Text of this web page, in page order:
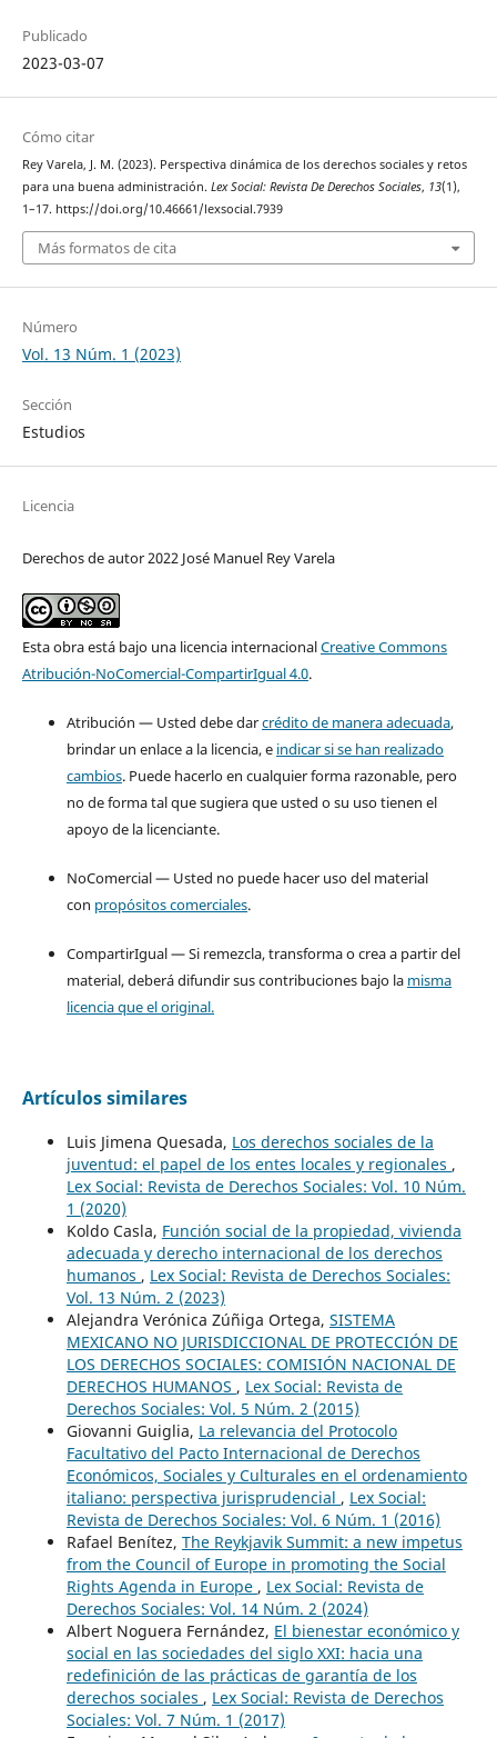
Publicado
2023-03-07
Cómo citar
Rey Varela, J. M. (2023). Perspectiva dinámica de los derechos sociales y retos
para una buena administración. Lex Social: Revista De Derechos Sociales, 13(1),
1–17. https://doi.org/10.46661/lexsocial.7939
Más formatos de cita
Número
Vol. 13 Núm. 1 (2023)
Sección
Estudios
Licencia
Derechos de autor 2022 José Manuel Rey Varela
Esta obra está bajo una licencia internacionalCreative Commons
Atribución-NoComercial-CompartirIgual 4.0.
Atribución — Usted debe darcrédito de manera adecuada,
brindar un enlace a la licencia, e indicar si se han realizado
cambios. Puede hacerlo en cualquier forma razonable, pero
no de forma tal que sugiera que usted o su uso tienen el
apoyo de la licenciante.
NoComercial — Usted no puede hacer uso del material
con propósitos comerciales.
CompartirIgual — Si remezcla, transforma o crea a partir del
material, deberá difundir sus contribuciones bajo la misma
licencia que el original.
Artículos similares
Luis Jimena Quesada, Los derechos sociales de la
juventud: el papel de los entes locales y regionales ,
Lex Social: Revista de Derechos Sociales: Vol. 10 Núm.
1 (2020)
Koldo Casla, Función social de la propiedad, vivienda
adecuada y derecho internacional de los derechos
humanos , Lex Social: Revista de Derechos Sociales:
Vol. 13 Núm. 2 (2023)
Alejandra Verónica Zúñiga Ortega, SISTEMA
MEXICANO NO JURISDICCIONAL DE PROTECCIÓN DE
LOS DERECHOS SOCIALES: COMISIÓN NACIONAL DE
DERECHOS HUMANOS , Lex Social: Revista de
Derechos Sociales: Vol. 5 Núm. 2 (2015)
Giovanni Guiglia, La relevancia del Protocolo
Facultativo del Pacto Internacional de Derechos
Económicos, Sociales y Culturales en el ordenamiento
italiano: perspectiva jurisprudencial , Lex Social:
Revista de Derechos Sociales: Vol. 6 Núm. 1 (2016)
Rafael Benítez, The Reykjavik Summit: a new impetus
from the Council of Europe in promoting the Social
Rights Agenda in Europe , Lex Social: Revista de
Derechos Sociales: Vol. 14 Núm. 2 (2024)
Albert Noguera Fernández, El bienestar económico y
social en las sociedades del siglo XXI: hacia una
redefinición de las prácticas de garantía de los
derechos sociales , Lex Social: Revista de Derechos
Sociales: Vol. 7 Núm. 1 (2017)